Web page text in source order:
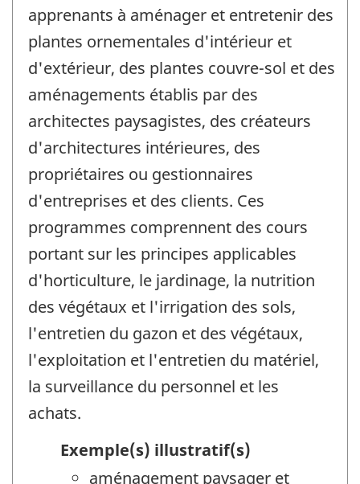
apprenants à aménager et entretenir des
plantes ornementales d'intérieur et
d'extérieur, des plantes couvre-sol et des
aménagements établis par des
architectes paysagistes, des créateurs
d'architectures intérieures, des
propriétaires ou gestionnaires
d'entreprises et des clients. Ces
programmes comprennent des cours
portant sur les principes applicables
d'horticulture, le jardinage, la nutrition
des végétaux et l'irrigation des sols,
l'entretien du gazon et des végétaux,
l'exploitation et l'entretien du matériel,
la surveillance du personnel et les
achats.
Exemple(s) illustratif(s)
aménagement paysager et